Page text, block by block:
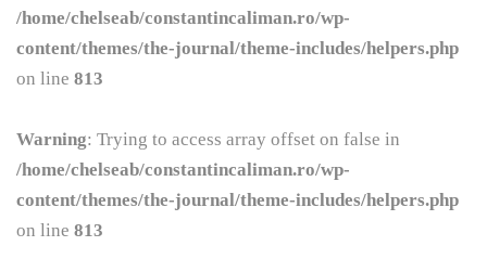
/home/chelseab/constantincaliman.ro/wp-
content/themes/the-journal/theme-includes/helpers.php
on line 813
Warning: Trying to access array offset on false in
/home/chelseab/constantincaliman.ro/wp-
content/themes/the-journal/theme-includes/helpers.php
on line 813